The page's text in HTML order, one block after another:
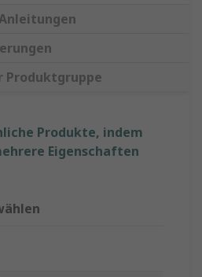
Produkte, indem
Eigenschaften